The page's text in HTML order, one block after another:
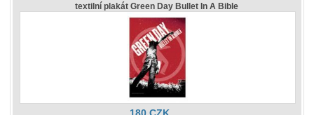
textilní plakát Green Day Bullet In A Bible
180 CZK